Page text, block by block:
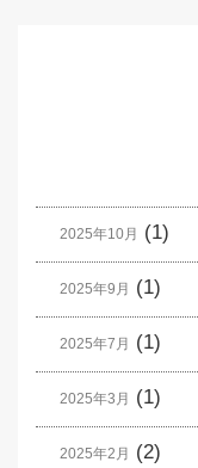
2025年10月 (1)
2025年9月 (1)
2025年7月 (1)
2025年3月 (1)
2025年2月 (2)